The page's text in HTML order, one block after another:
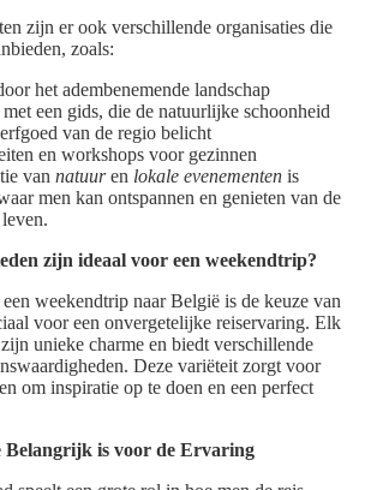
zijn er ook verschillende organisaties die
zoals:
het adembenemende landschap
een gids, die de natuurlijke schoonheid
van de regio belicht
en workshops voor gezinnen
van natuuren lokale evenementen is
men kan ontspannen en genieten van de
zijn ideaal voor een weekendtrip?
weekendtrip naar België is de keuze van
voor een onvergetelijke reiservaring. Elk
unieke charme en biedt verschillende
Deze variëteit zorgt voor
om inspiratie op te doen en een perfect
Belangrijk is voor de Ervaring